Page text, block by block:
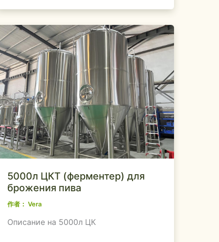
5000л ЦКТ (ферментер) для
брожения пива
作者： Vera
Описание на 5000л ЦК